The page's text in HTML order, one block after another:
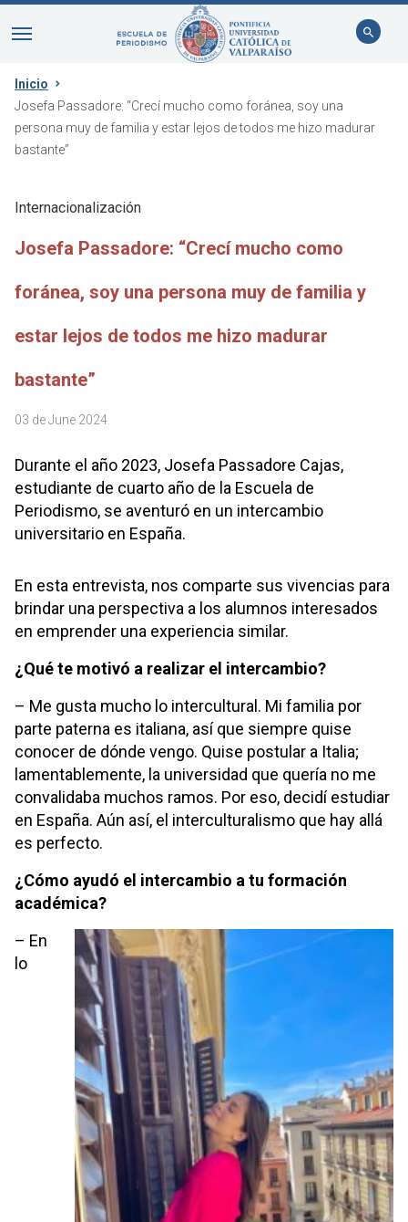
Inicio
Josefa Passadore: “Crecí mucho como foránea, soy una
persona muy de familia y estar lejos de todos me hizo madurar
bastante”
Internacionalización
Josefa Passadore: “Crecí mucho como
foránea, soy una persona muy de familia y
estar lejos de todos me hizo madurar
bastante”
03 de June 2024
Durante el año 2023, Josefa Passadore Cajas,
estudiante de cuarto año de la Escuela de
Periodismo, se aventuró en un intercambio
universitario en España.
En esta entrevista, nos comparte sus vivencias para
brindar una perspectiva a los alumnos interesados
en emprender una experiencia similar.
¿Quéte motivó a realizar el intercambio?
– Me gusta mucho lo intercultural. Mi familia por
parte paterna es italiana, así que siempre quise
conocer de dónde vengo. Quise postular a Italia;
lamentablemente, la universidad que quería no me
convalidaba muchos ramos. Por eso, decidí estudiar
en España. Aún así, el interculturalismo que hay allá
es perfecto.
¿Cómo ayudó el intercambio a tu formación
académica?
– En
lo